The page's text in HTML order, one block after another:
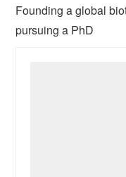
Founding a global
pursuing a PhD